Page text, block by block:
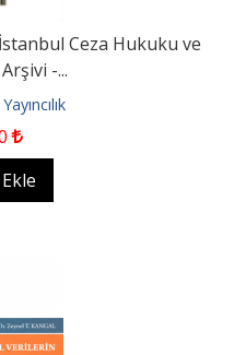
Ceza Hukuku ve
-...